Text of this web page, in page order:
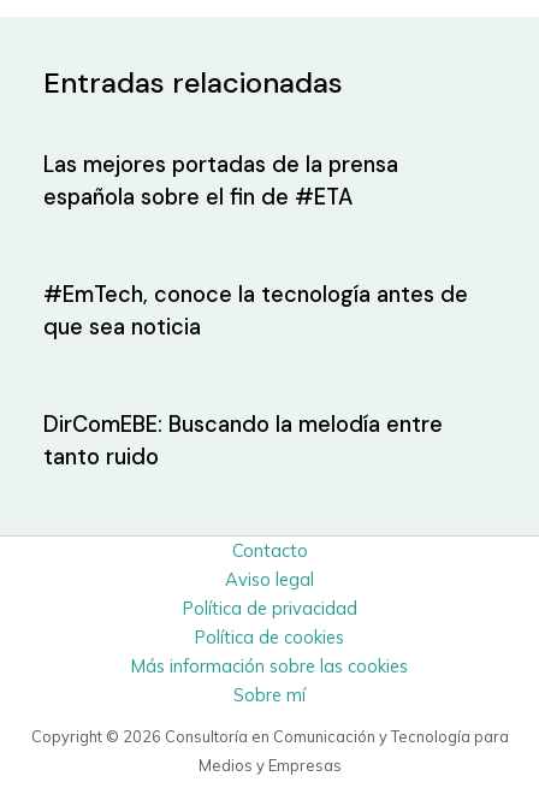
Entradas relacionadas
Las mejores portadas de la prensa
española sobre el fin de #ETA
#EmTech, conoce la tecnología antes de
que sea noticia
DirComEBE: Buscando la melodía entre
tanto ruido
Contacto
Aviso legal
Política de privacidad
Política de cookies
Más información sobre las cookies
Sobre mí
Copyright © 2026 Consultoría en Comunicación y Tecnología para
Medios y Empresas